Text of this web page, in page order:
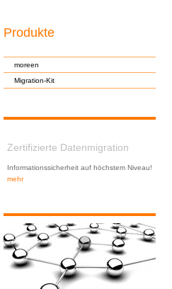
Produkte
moreen
Migration-Kit
Zertifizierte Datenmigration
Informationssicherheit auf höchstem Niveau!
mehr